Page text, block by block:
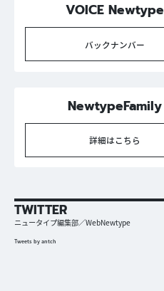
VOICE Newtype
バックナンバー
NewtypeFamily
詳細はこちら
TWITTER
ニュータイプ編集部／WebNewtype
Tweets by antch